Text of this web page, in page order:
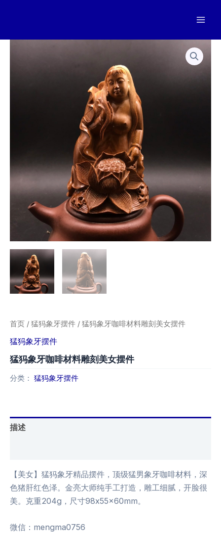
首页 / 猛犸象牙摆件 / 猛犸象牙咖啡材料雕刻美女摆件
猛犸象牙摆件
猛犸象牙咖啡材料雕刻美女摆件
分类： 猛犸象牙摆件
描述
【美女】猛犸象牙精品摆件，顶级猛男象牙咖啡材料，深
色猪肝红色泽。金亮大师纯手工打造，雕工细腻，开脸很
美。克重204g，尺寸98x55x60mm。
微信：mengma0756